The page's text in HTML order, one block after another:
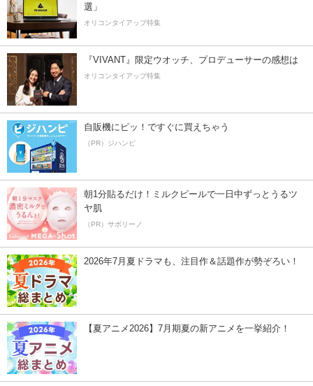
選」
オリコンタイアップ特集
『VIVANT』限定ウオッチ、プロデューサーの感想は
オリコンタイアップ特集
自販機にピッ！ですぐに買えちゃう
（PR）ジハンピ
朝1分貼るだけ！ミルクピールで一日中ずっとうるツ
ヤ肌
（PR）サボリーノ
2026年7月夏ドラマも、注目作＆話題作が勢ぞろい！
【夏アニメ2026】7月期夏の新アニメを一挙紹介！